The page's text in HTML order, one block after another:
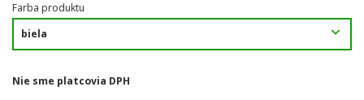
Farba produktu
Nie sme platcovia DPH